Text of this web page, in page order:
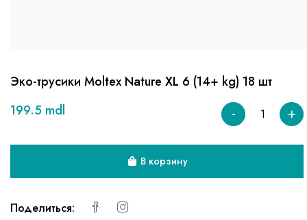
Эко-трусики Moltex Nature XL 6 (14+ kg) 18 шт
199.5 mdl
- +
В корзину
Поделиться: